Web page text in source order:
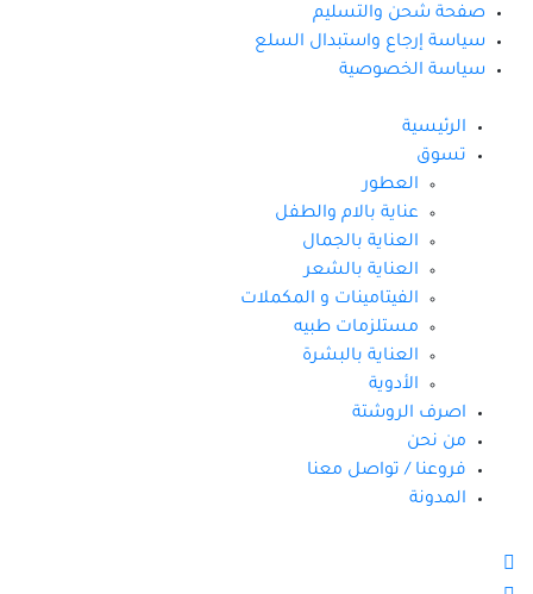
صفحة شحن والتسليم
سياسة إرجاع واستبدال السلع
سياسة الخصوصية
الرئيسية
تسوق
العطور
عناية بالام والطفل
العناية بالجمال
العناية بالشعر
الفيتامينات و المكملات
مستلزمات طبيه
العناية بالبشرة
الأدوية
اصرف الروشتة
من نحن
فروعنا / تواصل معنا
المدونة